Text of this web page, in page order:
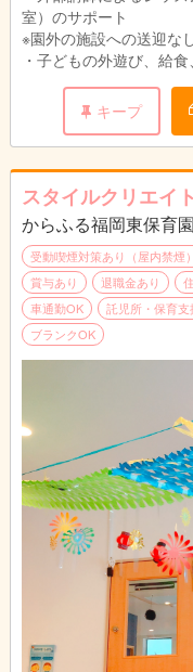
室）のサポート
※園外の施設への送迎なし
・子どもの外遊び、給
・事務作業（実施記録
・連絡帳や出欠確認を
ち帰り作業なし
「変更範囲：変更なし」
試用期間：６ヶ月（雇用
キープ
スタイルクリエイ
からふる福岡東保
受動喫煙対策あり（屋内禁煙）
賞与あり
退職金あり
車通勤OK
託児所・保育支
ブランクOK